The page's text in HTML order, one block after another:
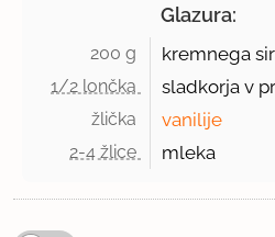
Glazura:
200 g kremnega
1/2 lončka sladkorja v
žlička vanilije
2-4 žlice mleka